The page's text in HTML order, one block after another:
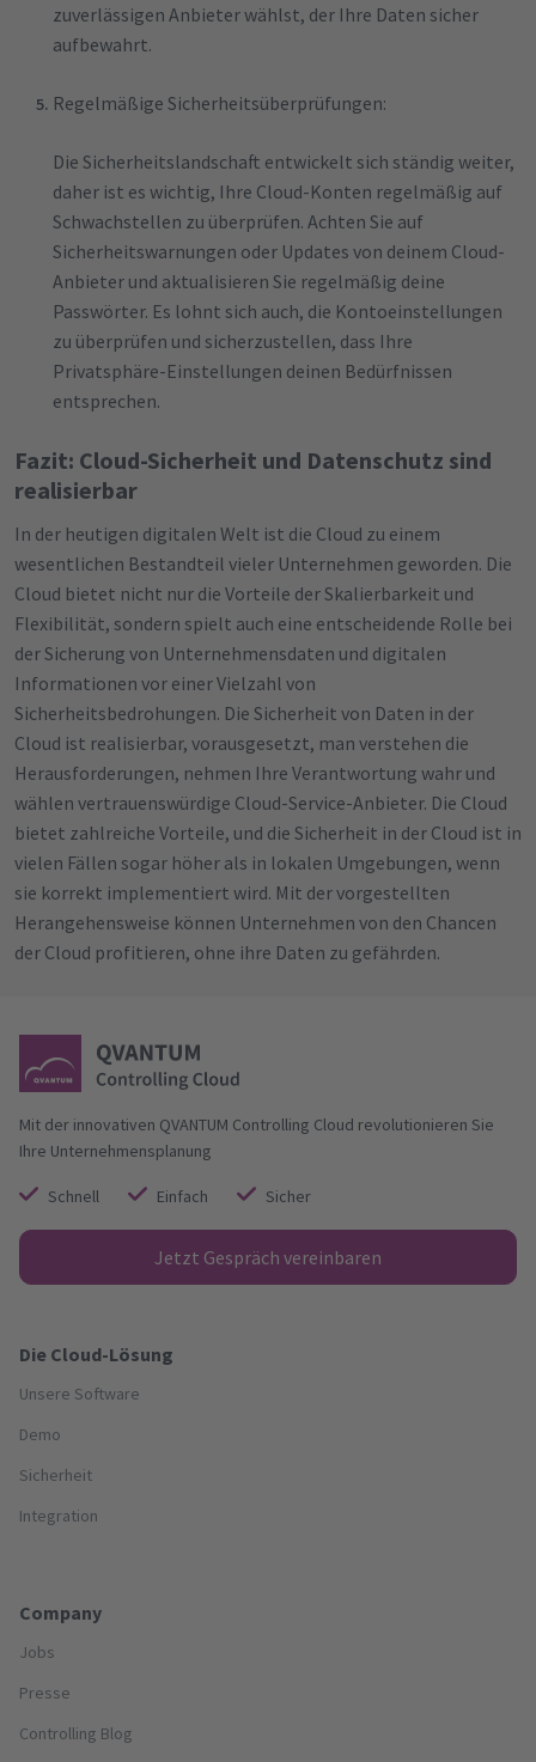
zuverlässigen Anbieter wählst, der Ihre Daten sicher
aufbewahrt.
Regelmäßige Sicherheitsüberprüfungen:
Die Sicherheitslandschaft entwickelt sich ständig weiter,
daher ist es wichtig, Ihre Cloud-Konten regelmäßig auf
Schwachstellen zu überprüfen. Achten Sie auf
Sicherheitswarnungen oder Updates von deinem Cloud-
Anbieter und aktualisieren Sie regelmäßig deine
Passwörter. Es lohnt sich auch, die Kontoeinstellungen
zu überprüfen und sicherzustellen, dass Ihre
Privatsphäre-Einstellungen deinen Bedürfnissen
entsprechen.
Fazit: Cloud-Sicherheit und Datenschutz sind
realisierbar
In der heutigen digitalen Welt ist die Cloud zu einem
wesentlichen Bestandteil vieler Unternehmen geworden. Die
Cloud bietet nicht nur die Vorteile der Skalierbarkeit und
Flexibilität, sondern spielt auch eine entscheidende Rolle bei
der Sicherung von Unternehmensdaten und digitalen
Informationen vor einer Vielzahl von
Sicherheitsbedrohungen. Die Sicherheit von Daten in der
Cloud ist realisierbar, vorausgesetzt, man verstehen die
Herausforderungen, nehmen Ihre Verantwortung wahr und
wählen vertrauenswürdige Cloud-Service-Anbieter. Die Cloud
bietet zahlreiche Vorteile, und die Sicherheit in der Cloud ist in
vielen Fällen sogar höher als in lokalen Umgebungen, wenn
sie korrekt implementiert wird. Mit der vorgestellten
Herangehensweise können Unternehmen von den Chancen
der Cloud profitieren, ohne ihre Daten zu gefährden.
Mit der innovativen QVANTUM Controlling Cloud revolutionieren Sie
Ihre Unternehmensplanung
Schnell Einfach Sicher
Jetzt Gespräch vereinbaren
Die Cloud-Lösung
Unsere Software
Demo
Sicherheit
Integration
Company
Jobs
Presse
Controlling Blog